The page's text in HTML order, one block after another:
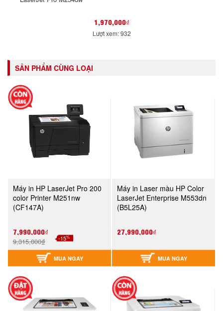
1,970,000₫
Lượt xem: 932
SẢN PHẨM CÙNG LOẠI
Máy in HP LaserJet Pro 200
color Printer M251nw
(CF147A)
7,990,000₫
9,315,000₫ -15%
MUA NGAY
Máy in Laser màu HP Color
LaserJet Enterprise M553dn
(B5L25A)
27,990,000₫
MUA NGAY